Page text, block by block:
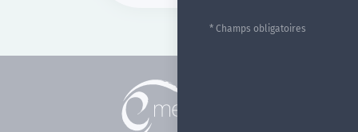
* Champs obligatoires